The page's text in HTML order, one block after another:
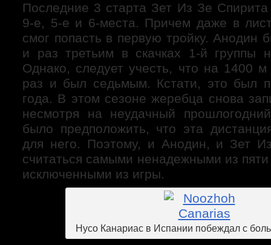
Последние 3 старта Зет Из Зе
9-е, 5-е и 6-места. Причем даже в
смог попасть в первую тройку. Анодин
и раз третьим в скачках 1-й
Однако, следует учесть, что на 1400
раз и был седьмым. Кстати, это был
года. В этом сезоне жеребца снова
несмотря на неудачный
было предположить, что эта
для него. Поэтому, и Анодин, и Зет
считаться самыми ненадежными из
исключенными из игры.
Нусо Канариас в Испании побеждал с